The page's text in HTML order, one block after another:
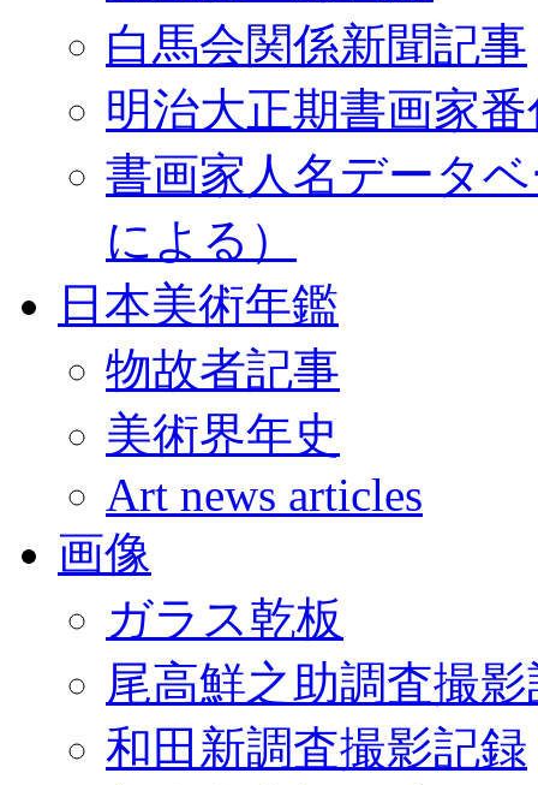
白馬会関係新聞記事
明治大正期書画家
書画家人名データ
による）
日本美術年鑑
物故者記事
美術界年史
Art news articles
画像
ガラス乾板
尾高鮮之助調査撮
和田新調査撮影記録